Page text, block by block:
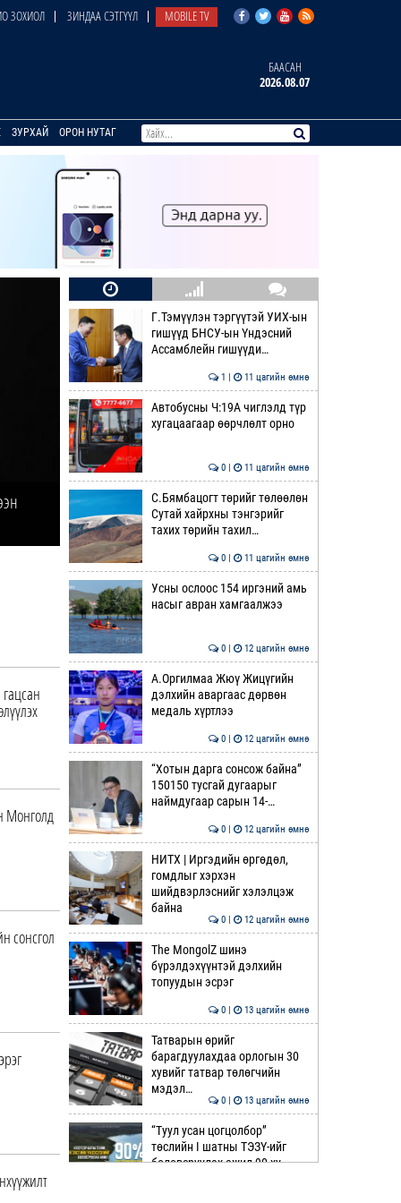
ЗОХИОЛ ЗИНДАА СЭТГҮҮЛ MOBILE TV
БААСАН
2026.08.07
ЗУРХАЙ ОРОН НУТАГ
Монголд
сонсгол
Г.Тэмүүлэн тэргүүтэй УИХ-ын
гишүүд БНСУ-ын Үндэсний
Ассамблейн гишүүди…
1 | 11 цагийн өмнө
Автобусны Ч:19А чиглэлд түр
хугацаагаар өөрчлөлт орно
0 | 11 цагийн өмнө
С.Бямбацогт төрийг төлөөлөн
Сутай хайрхны тэнгэрийг
тахих төрийн тахил…
0 | 11 цагийн өмнө
Усны ослоос 154 иргэний амь
насыг авран хамгаалжээ
0 | 12 цагийн өмнө
А.Оргилмаа Жюү Жицүгийн
дэлхийн аваргаас дөрвөн
медаль хүртлээ
0 | 12 цагийн өмнө
“Хотын дарга сонсож байна”
150150 тусгай дугаарыг
наймдугаар сарын 14-…
0 | 12 цагийн өмнө
НИТХ | Иргэдийн өргөдөл,
гомдлыг хэрхэн
шийдвэрлэснийг хэлэлцэж
байна
0 | 12 цагийн өмнө
The MongolZ шинэ
бүрэлдэхүүнтэй дэлхийн
топуудын эсрэг
0 | 13 цагийн өмнө
Татварын өрийг
барагдуулахдаа орлогын 30
хувийг татвар төлөгчийн
мэдэл…
0 | 13 цагийн өмнө
“Туул усан цогцолбор”
төслийн I шатны ТЭЗҮ-ийг
боловсруулах ажил 90 ху…